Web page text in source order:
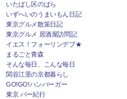
いたばし区のばら
いずへいのうまいもん日記
東京グルメ散策日記
東京グルメ 居酒屋訪問記
イエス！フォーリンデブ★
まるごと青森
そんな毎日、こんな毎日
関谷江里の京都暮らし
GO!GO!ハンバーガー
東京 バー紀行